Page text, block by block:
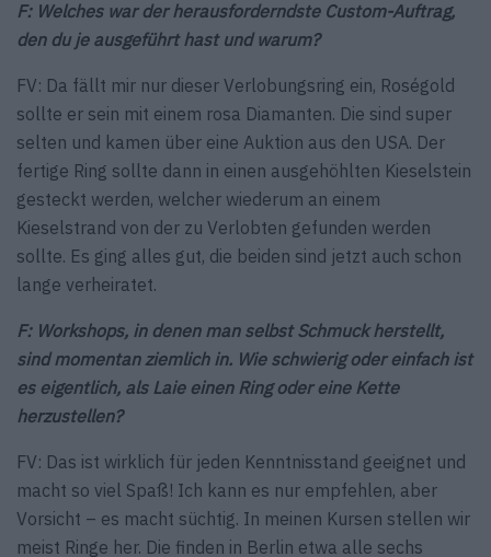
F: Welches war der herausforderndste Custom-Auftrag,
den du je ausgeführt hast und warum?
FV: Da fällt mir nur dieser Verlobungsring ein, Roségold
sollte er sein mit einem rosa Diamanten. Die sind super
selten und kamen über eine Auktion aus den USA. Der
fertige Ring sollte dann in einen ausgehöhlten Kieselstein
gesteckt werden, welcher wiederum an einem
Kieselstrand von der zu Verlobten gefunden werden
sollte. Es ging alles gut, die beiden sind jetzt auch schon
lange verheiratet.
F: Workshops, in denen man selbst Schmuck herstellt,
sind momentan ziemlich in. Wie schwierig oder einfach ist
es eigentlich, als Laie einen Ring oder eine Kette
herzustellen?
FV: Das ist wirklich für jeden Kenntnisstand geeignet und
macht so viel Spaß! Ich kann es nur empfehlen, aber
Vorsicht – es macht süchtig. In meinen Kursen stellen wir
meist Ringe her. Die finden in Berlin etwa alle sechs